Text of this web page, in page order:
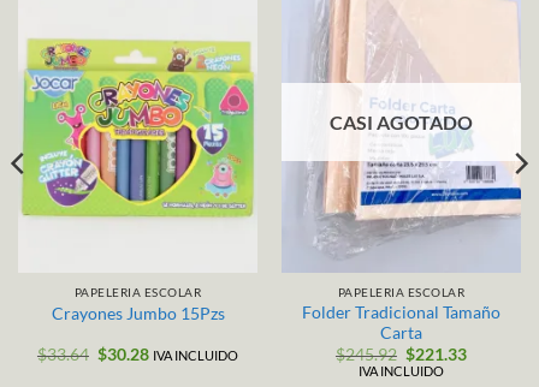
PAPELERIA ESCOLAR
Crayones Jumbo 15Pzs
$33.64 El
$30.28ElIVA INCLUIDO
CASI AGOTADO
PAPELERIA ESCOLAR
Folder Tradicional Tamaño
Carta
$245.92 El
precio
$221.33El
IVA INCLUIDO